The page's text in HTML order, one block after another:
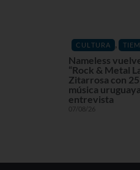
CULTURA ,
Nameless
“Rock & Metal
Zitarrosa con
música
entrevista
07/08/26